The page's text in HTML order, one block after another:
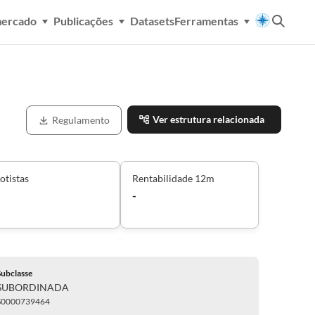
Publicações DatasetsFerramentas
Regulamento Ver estrutura relacionada
Rentabilidade 12m
-